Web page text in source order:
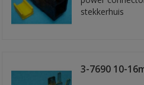
stekkerhuis
3-7690 10-